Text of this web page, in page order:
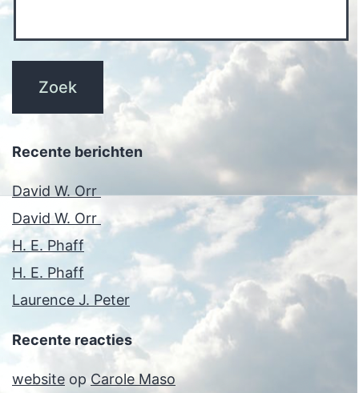
Recente berichten
David W. Orr
David W. Orr
H. E. Phaff
H. E. Phaff
Laurence J. Peter
Recente reacties
website op Carole Maso